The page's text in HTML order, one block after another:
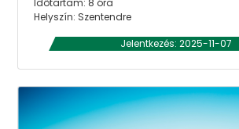
Időtartam: 8 óra
Helyszín: Szentendre
Jelentkezés: 2025-11-07